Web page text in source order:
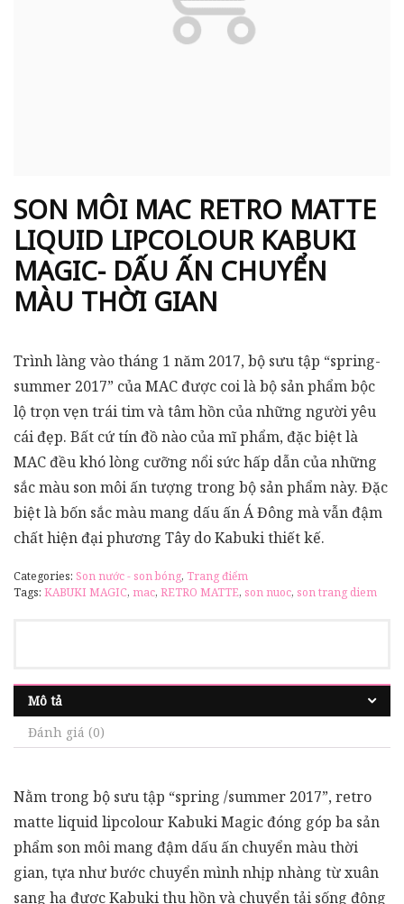
SON MÔI MAC RETRO MATTE
LIQUID LIPCOLOUR KABUKI
MAGIC- DẤU ẤN CHUYỂN
MÀU THỜI GIAN
Trình làng vào tháng 1 năm 2017, bộ sưu tập “spring-
summer 2017” của MAC được coi là bộ sản phẩm bộc
lộ trọn vẹn trái tim và tâm hồn của những người yêu
cái đẹp. Bất cứ tín đồ nào của mĩ phẩm, đặc biệt là
MAC đều khó lòng cưỡng nổi sức hấp dẫn của những
sắc màu son môi ấn tượng trong bộ sản phẩm này. Đặc
biệt là bốn sắc màu mang dấu ấn Á Đông mà vẫn đậm
chất hiện đại phương Tây do Kabuki thiết kế.
Categories: Son nước - son bóng, Trang điểm
Tags: KABUKI MAGIC, mac, RETRO MATTE, son nuoc, son trang diem
Mô tả
Đánh giá (0)
Nằm trong bộ sưu tập “spring /summer 2017”, retro
matte liquid lipcolour Kabuki Magic đóng góp ba sản
phẩm son môi mang đậm dấu ấn chuyển màu thời
gian, tựa như bước chuyển mình nhịp nhàng từ xuân
sang hạ được Kabuki thu hồn và chuyển tải sống động